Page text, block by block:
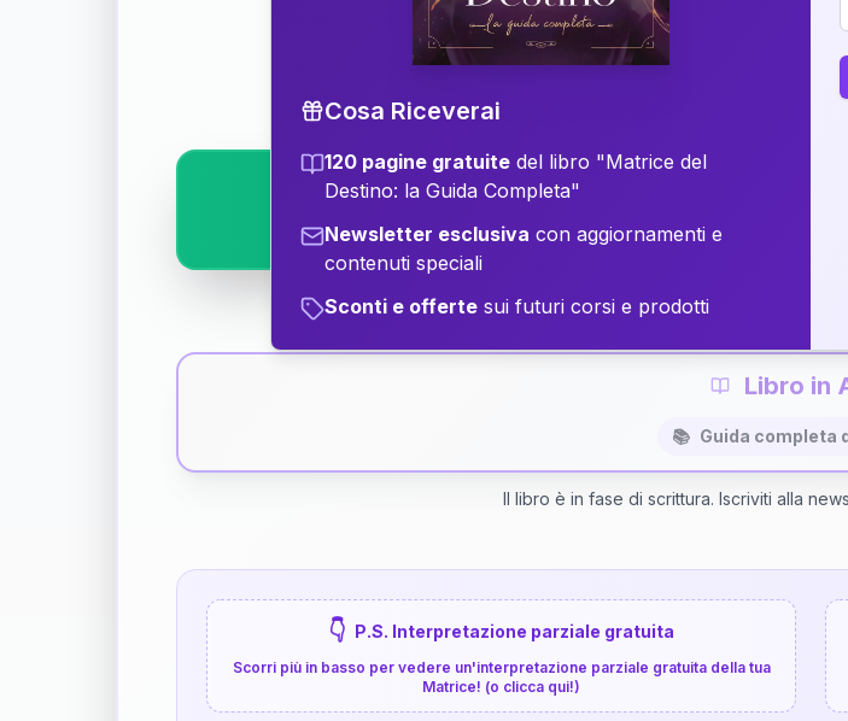
Scopri il significato della vostra Matrice di
✨ Interpretazione
⚡
Libro in
📚 Guida completa
Il libro è in fase di scrittura. Iscriviti alla
👇 P.S. Interpretazione parziale gratuita
Scorri più in basso per vedere un'interpretazione parziale gratuita della tua
Matrice! (o clicca qui!)
Cosa Riceverai
120 pagine gratuite del libro "Matrice del
Destino: la Guida Completa"
Newsletter esclusiva con aggiornamenti e
contenuti speciali
Sconti e offerte sui futuri corsi e prodotti